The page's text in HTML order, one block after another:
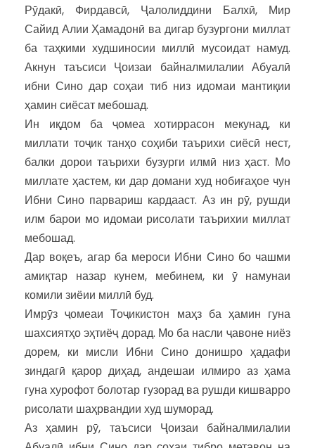
Рӯдакӣ, Фирдавсӣ, Ҷалолиддини Балхӣ, Мир
Сайид Алии Ҳамадонӣ ва дигар бузургони миллат
ба таҳкими худшиносии миллӣ мусоидат намуд.
Акнун таъсиси Ҷоизаи байналмилалии Абуалӣ
ибни Сино дар соҳаи тиб низ идомаи мантиқии
ҳамин сиёсат мебошад.
Ин иқдом ба ҷомеа хотиррасон мекунад, ки
миллати тоҷик танҳо соҳиби таърихи сиёсӣ нест,
балки дорои таърихи бузурги илмӣ низ ҳаст. Мо
миллате ҳастем, ки дар домани худ нобиғаҳое чун
Ибни Сино парвариш кардааст. Аз ин рӯ, рушди
илм барои мо идомаи рисолати таърихии миллат
мебошад.
Дар воқеъ, агар ба мероси Ибни Сино бо чашми
амиқтар назар кунем, мебинем, ки ӯ намунаи
комили зиёии миллӣ буд.
Имрӯз ҷомеаи Тоҷикистон маҳз ба ҳамин гуна
шахсиятҳо эҳтиёҷ дорад. Мо ба насли ҷавоне ниёз
дорем, ки мисли Ибни Сино донишро ҳадафи
зиндагӣ қарор диҳад, андешаи илмиро аз ҳама
гуна хурофот болотар гузорад ва рушди кишварро
рисолати шаҳрвандии худ шуморад.
Аз ҳамин рӯ, таъсиси Ҷоизаи байналмилалии